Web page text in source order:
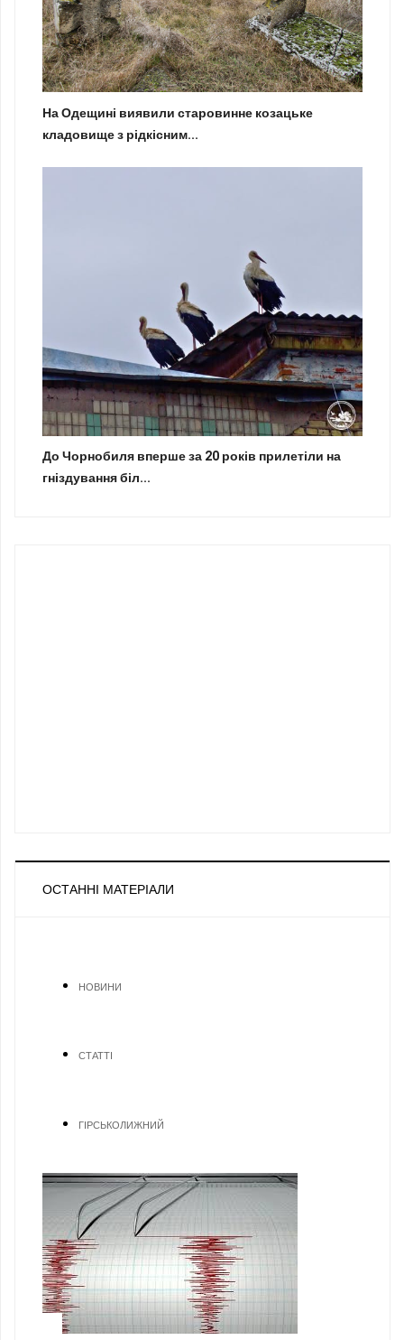
На Одещині виявили старовинне козацьке
кладовище з рідкісним...
До Чорнобиля вперше за 20 років прилетіли на
гніздування біл...
ОСТАННІ МАТЕРІАЛИ
НОВИНИ
СТАТТІ
ГІРСЬКОЛИЖНИЙ